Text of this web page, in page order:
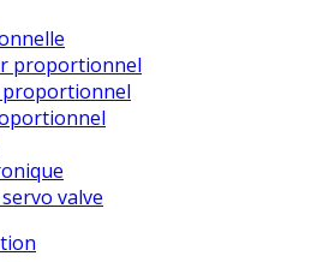
proportionnel
valve